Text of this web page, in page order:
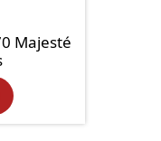
Majesté